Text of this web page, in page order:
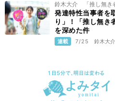
鈴木大介 「推し無き
発達特性当事者を
り」！「推し無き
を深めた件
連載 7/25 鈴木大介